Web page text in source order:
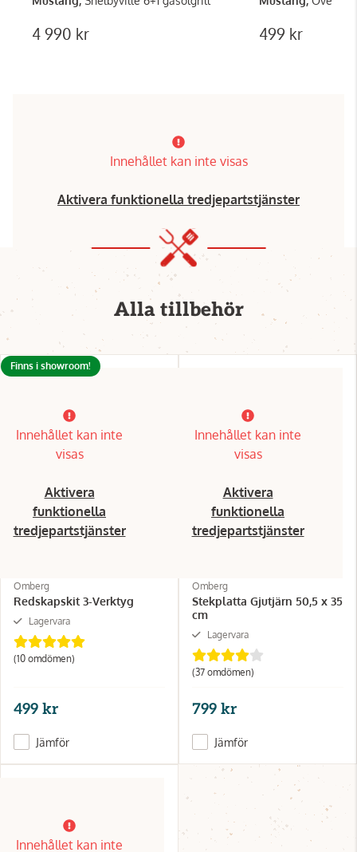
4 990 kr 499 kr
Innehållet kan inte visas
Aktivera funktionella tredjepartstjänster
Alla tillbehör
Innehållet kan inte
visas
Aktivera
funktionella
tredjepartstjänster
Omberg
Redskapskit 3-Verktyg
Lagervara
(10 omdömen)
Finns i showroom!
499 kr
Jämför
Innehållet kan inte
visas
Aktivera
funktionella
tredjepartstjänster
Omberg
Stekplatta Gjutjärn 50,5 x 35
cm
Lagervara
(37 omdömen)
799 kr
Jämför
Innehållet kan inte